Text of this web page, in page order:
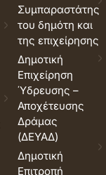
Συμπαραστάτης
του δημότη και
της επιχείρησης
Δημοτική
Επιχείρηση
Ύδρευσης –
Αποχέτευσης
Δράμας
(ΔΕΥΑΔ)
Δημοτική
Επιτροπή